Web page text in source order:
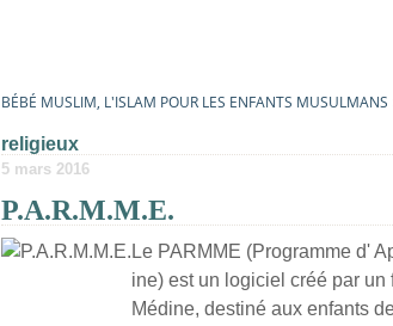
BÉBÉ MUSLIM, L'ISLAM POUR LES ENFANTS MUSULMANS
religieux
5 mars 2016
P.A.R.M.M.E.
Le PARMME (Programme d'
ine) est un logiciel créé par
Médine, destiné aux enfants